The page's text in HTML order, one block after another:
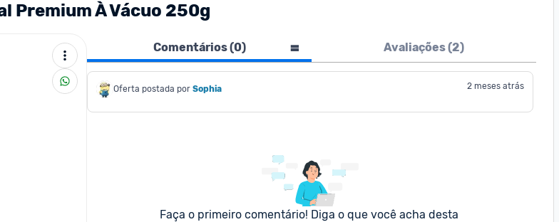
Premium À Vácuo 250g
Comentários (0) Avaliações (2)
Oferta postada por Sophia 2 meses atrás
Faça o primeiro comentário! Diga o que você acha desta